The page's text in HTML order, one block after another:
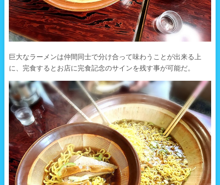
巨大なラーメンは仲間同士で分け合って味わうことが出来る上
に、完食するとお店に完食記念のサインを残す事が可能だ。